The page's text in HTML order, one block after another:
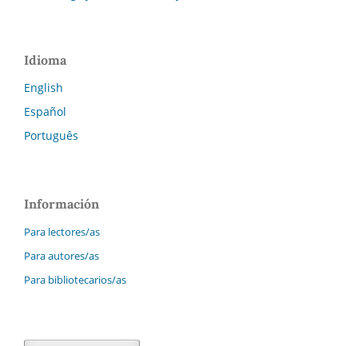
Idioma
English
Español
Português
Información
Para lectores/as
Para autores/as
Para bibliotecarios/as